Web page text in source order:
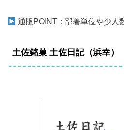
通販POINT：部署単位や少人
土佐銘菓 土佐日記（浜幸）